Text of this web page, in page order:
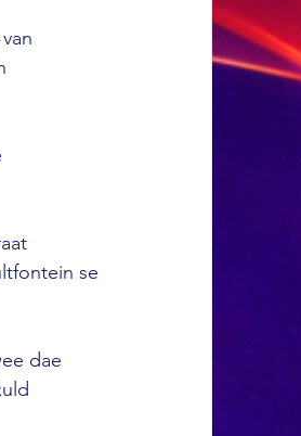
se
dae